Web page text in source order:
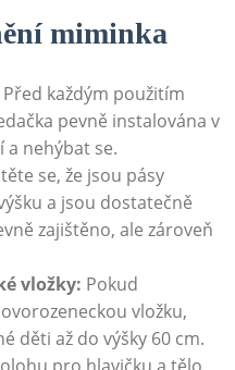
miminka
Před každým použitím
pevně instalována v
a nehýbat se.
se, že jsou pásy
a jsou dostatečně
zajištěno, ale zároveň
vložky: Pokud
vložku,
děti až do výšky 60 cm.